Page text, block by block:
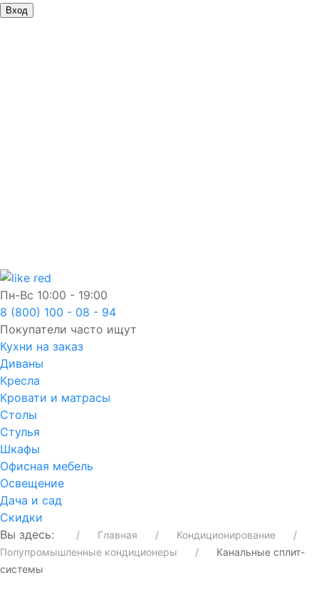
Вход
Пн-Вс 10:00 - 19:00
8 (800) 100 - 08 - 94
Покупатели часто ищут
Кухни на заказ
Диваны
Кресла
Кровати и матрасы
Столы
Стулья
Шкафы
Офисная мебель
Освещение
Дача и сад
Скидки
Вы здесь:
Главная
Кондиционирование
Полупромышленные кондиционеры
Канальные сплит-
системы